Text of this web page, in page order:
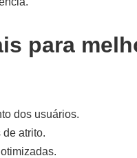
para
dos usuários.
atrito.